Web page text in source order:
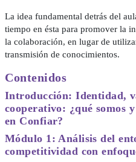
La idea fundamental detrás del
tiempo en ésta para promover la
la colaboración, en lugar de
transmisión de conocimientos.
Contenidos
Introducción: Identidad,
cooperativo: ¿qué somos
en Confiar?
Módulo 1: Análisis del
competitividad con